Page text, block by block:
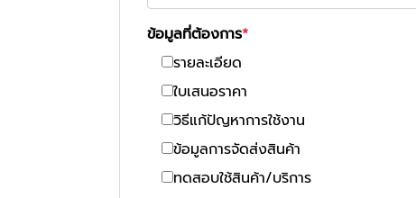
ข้อมูลที่ต้องการ
รายละเอียด
ใบเสนอราคา
วิธีแก้ปัญหาการใช้งาน
ข้อมูลการจัดส่งสินค้า
ทดสอบใช้สินค้า/บริการ